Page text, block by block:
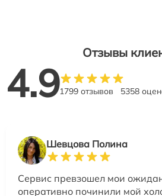
Отзывы
4.91799 отзывов 5358
Шевцова Полина
Сервис превзошел мои
оперативно починили мой